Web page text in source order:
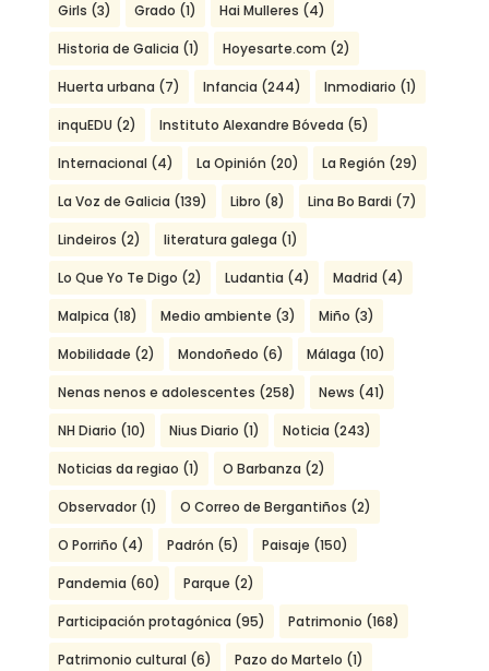
Girls (3) Grado (1) Hai Mulleres (4)
Historia de Galicia (1) Hoyesarte.com (2)
Huerta urbana (7) Infancia (244) Inmodiario (1)
inquEDU (2) Instituto Alexandre Bóveda (5)
Internacional (4) La Opinión (20) La Región (29)
La Voz de Galicia (139) Libro (8) Lina Bo Bardi (7)
Lindeiros (2) literatura galega (1)
Lo Que Yo Te Digo (2) Ludantia (4) Madrid (4)
Malpica (18) Medio ambiente (3) Miño (3)
Mobilidade (2) Mondoñedo (6) Málaga (10)
Nenas nenos e adolescentes (258) News (41)
NH Diario (10) Nius Diario (1) Noticia (243)
Noticias da regiao (1) O Barbanza (2)
Observador(1) O Correo de Bergantiños (2)
O Porriño (4) Padrón (5) Paisaje (150)
Pandemia (60) Parque (2)
Participación protagónica (95) Patrimonio (168)
Patrimonio cultural (6) Pazo do Martelo (1)